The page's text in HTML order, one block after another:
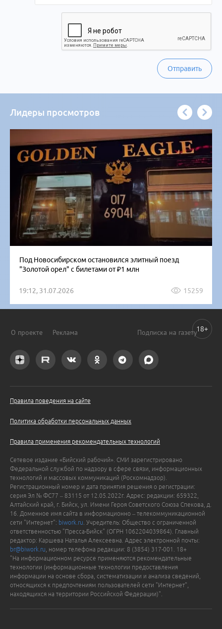
Отправить
Лидеры просмотров
Под Новосибирском остановился элитный поезд
"Золотой орел" с билетами от ₽1 млн
19:12, 31.07.2026 15259
О проекте Реклама Подписка на газету
Правила поведения на сайте
Политика обработки персональных данных
Правила применения рекомендательных технологий
Сетевое издание «Бийский рабочий». СМИ зарегистрировано
Федеральной службой по надзору в сфере связи, информационных
технологий и массовых коммуникаций (Роскомнадзор).
Регистрационный номер и дата принятия решения о регистрации:
серия Эл № ФС77 – 83115 от 12.05.2022г. Адрес: редакции: 659322,
Алтайский край, г. Бийск, ул. Имени Героя Советского Союза Спекова, д.
16. Доменное имя сайта в информационно – телекоммуникационной
сети "Интернет": biwork.ru . Учредитель: Общество с ограниченной
ответственностью "Пресса-Бийск" (ОГРН 1062204039864). Главный
редактор: Каршева Наталья Алексеевна. Адрес электронной почты:
br@biwork.ru , номер телефона редакции: 8 (3854) 317-001. 18+
"На информационном ресурсе применяются рекомендательные
технологии (информационные технологии предоставления
информации на основе сбора, систематизации и анализа сведений,
относящихся к предпочтениям пользователей сети "Интернет",
находящихся на территории Российской Федерации)".
18+